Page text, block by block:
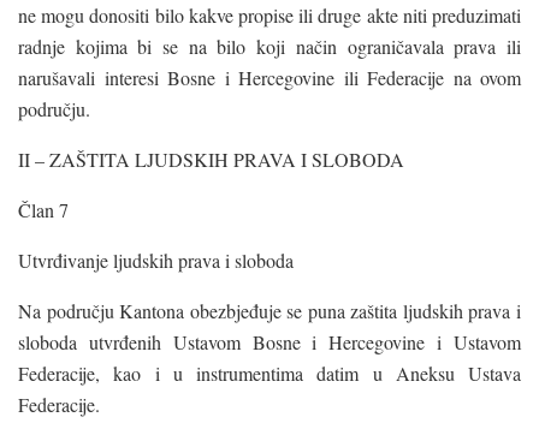
ne mogu donositi bilo kakve propise ili druge akte niti preduzimati
radnje kojima bi se na bilo koji način ograničavala prava ili
narušavali interesi Bosne i Hercegovine ili Federacije na ovom
području.
II – ZAŠTITA LJUDSKIH PRAVA I SLOBODA
Član 7
Utvrđivanje ljudskih prava i sloboda
Na području Kantona obezbjeđuje se puna zaštita ljudskih prava i
sloboda utvrđenih Ustavom Bosne i Hercegovine i Ustavom
Federacije, kao i u instrumentima datim u Aneksu Ustava
Federacije.